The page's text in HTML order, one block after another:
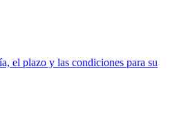
el plazo y las condiciones para su